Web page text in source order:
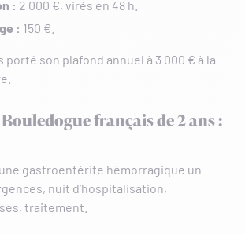
: 2 000 €, virés en 48 h.
: 150 €.
porté son plafond annuel à 3 000 € à la
français de 2 ans :
gastroentérite hémorragique un
nuit d’hospitalisation,
traitement.